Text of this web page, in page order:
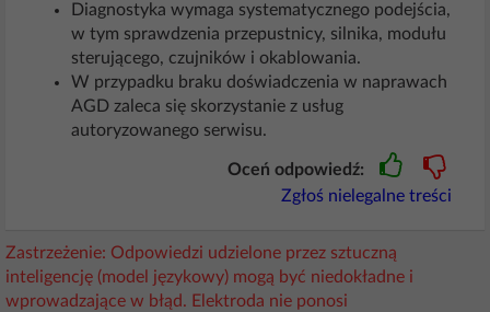
Diagnostyka wymaga systematycznego podejścia,
w tym sprawdzenia przepustnicy, silnika, modułu
sterującego, czujników i okablowania.
W przypadku braku doświadczenia w naprawach
AGD zaleca się skorzystanie z usług
autoryzowanego serwisu.
Oceń odpowiedź:
Zgłoś nielegalne treści
Zastrzeżenie: Odpowiedzi udzielone przez sztuczną
inteligencję (model językowy) mogą być niedokładne i
wprowadzające w błąd. Elektroda nie ponosi